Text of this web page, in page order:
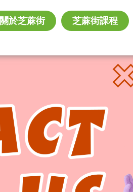
關於芝蔴街 芝蔴街課程